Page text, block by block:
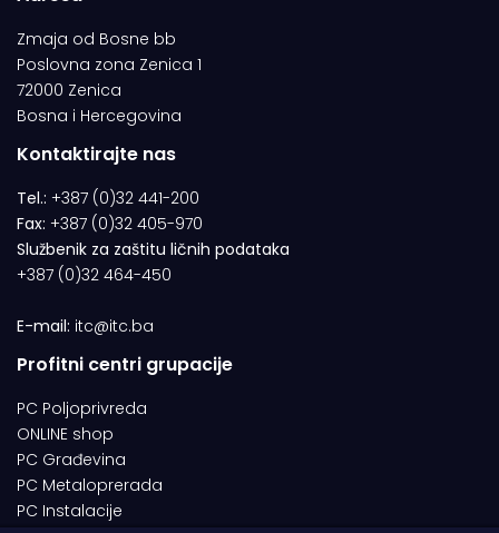
Zmaja od Bosne bb
Poslovna zona Zenica 1
72000 Zenica
Bosna i Hercegovina
Kontaktirajte nas
Tel.: +387 (0)32 441-200
Fax: +387 (0)32 405-970
Službenik za zaštitu ličnih podataka
+387 (0)32 464-450
E-mail: itc@itc.ba
Profitni centri grupacije
PC Poljoprivreda
ONLINE shop
PC Građevina
PC Metaloprerada
PC Instalacije